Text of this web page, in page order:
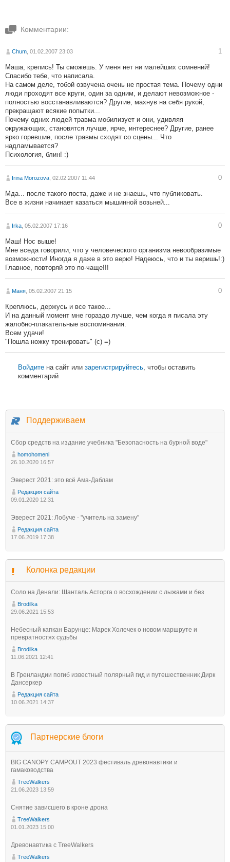
Комментарии:
Chum , 01.02.2007 23:03 1
Маша, крепись! Ты сможешь. У меня нет ни малейших сомнений!
Спасибо тебе, что написала.
На самом деле, тобой озвучена очень не простая тема. Почему одни
люди проходят все круги, один за одним, и делают невозможное -
полностью восстанавливаются? Другие, махнув на себя рукой,
прекращают всякие попытки...
Почему одних людей травма мобилизует и они, удивляя
окружающих, становятся лучше, ярче, интереснее? Другие, ранее
ярко горевшие, после травмы сходят со сцены... Что
надламывается?
Психология, блин! :)
Irina Morozova , 02.02.2007 11:44 0
Мда... после такого поста, даже и не знаешь, что публиковать.
Все в жизни начинает казаться мышинной возьней...
Irka , 05.02.2007 17:16 0
Маш! Нос выше!
Мне вседа говорили, что у человеческого организма невообразимые
возможности! Иногда я даже в это верю! Надеюсь, что и ты веришь!:)
Главное, повторяй это по-чаще!!!
Маня , 05.02.2007 21:15 0
Креплюсь, держусь и все такое...
И на данный момент мне гораздо лучше, чем когда я писала эту
жалобно-плакательные воспоминания.
Всем удачи!
"Пошла ножку тренировать" (с) =)
Войдите на сайт или зарегистрируйтесь , чтобы оставить
комментарий
Поддерживаем
Сбор средств на издание учебника "Безопасность на бурной воде"
homohomeni
26.10.2020 16:57
Эверест 2021: это всё Ама-Даблам
Редакция сайта
09.01.2020 12:31
Эверест 2021: Лобуче - "учитель на замену"
Редакция сайта
17.06.2019 17:38
Колонка редакции
Соло на Денали: Шанталь Асторга о восхождении с лыжами и без
Brodilka
29.06.2021 15:53
Небесный капкан Барунце: Марек Холечек о новом маршруте и
превратностях судьбы
Brodilka
11.06.2021 12:41
В Гренландии погиб известный полярный гид и путешественник Дирк
Дансеркер
Редакция сайта
10.06.2021 14:37
Партнерские блоги
BIG CANOPY CAMPOUT 2023 фестиваль древонавтики и
гамаководства
TreeWalkers
21.06.2023 13:59
Снятие зависшего в кроне дрона
TreeWalkers
01.01.2023 15:00
Древонавтика с TreeWalkers
TreeWalkers